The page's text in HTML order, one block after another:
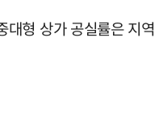
형 상가 공실률은 지